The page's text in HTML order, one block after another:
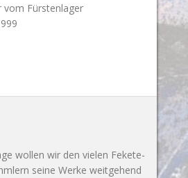
vom Fürstenlager
wollen wir den vielen Fekete-
seine Werke weitgehend